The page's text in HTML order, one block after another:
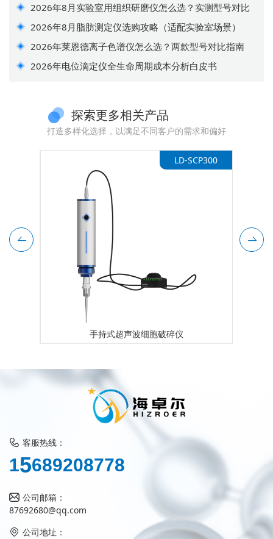
2026年8月实验室用组织研磨仪怎么选？实测型号对比
2026年8月脂肪测定仪选购攻略（适配实验室场景）
2026年莱恩德离子色谱仪怎么选？两款型号对比指南
2026年电位滴定仪全生命周期成本分析白皮书
探索更多相关产品
打造多样化选择，以满足不同客户的需求和偏好
手持式超声波细胞破碎仪
LD-SCP300
客服热线：
15689208778
公司邮箱：
87692680@qq.com
公司地址：